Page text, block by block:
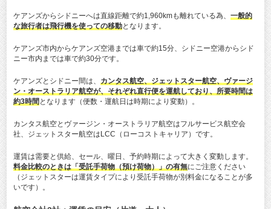
ケアンズからシドニーへは直線距離で約1,960kmも離れている為、 一般的
な旅行者は飛行機を使っての移動となります。
ケアンズ市内からケアンズ空港までは車で約15分、シドニー空港からシド
ニー市内までは車で約30分です。
ケアンズとシドニー間は、 カンタス航空、ジェットスター航空、ヴァージ
ン・オーストラリア航空が、それぞれ直行便を運航しており、所要時間は
約3時間となります（便数・運航日は時期により変動）。
カンタス航空とヴァージン・オーストラリア航空はフルサービス航空会
社、ジェットスター航空はLCC（ローコストキャリア）です。
運賃は需要と供給、セール、曜日、予約時期によって大きく変動します。
料金比較のときは「受託手荷物（預け荷物）」の有無にご注意ください
（ジェットスターは運賃タイプにより受託手荷物が別料金になることが多
いです）。